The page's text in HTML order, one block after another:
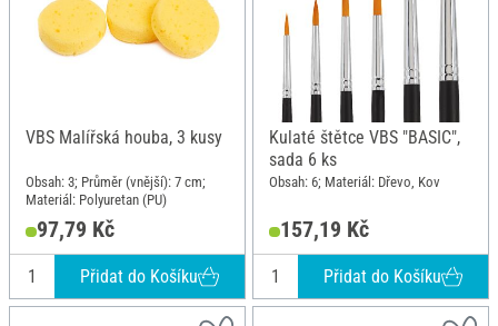
VBS Malířská houba, 3 kusy
Obsah: 3; Průměr (vnější): 7 cm;
Materiál: Polyuretan (PU)
97,79 Kč
Přidat do Košíku
Kulaté štětce VBS "BASIC",
sada 6 ks
Obsah: 6; Materiál: Dřevo, Kov
157,19 Kč
Přidat do Košíku